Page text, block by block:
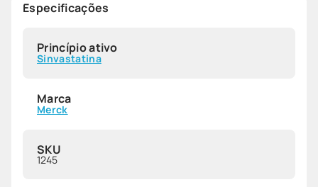
Especificações
Princípio ativo
Sinvastatina
Marca
Merck
SKU
1245